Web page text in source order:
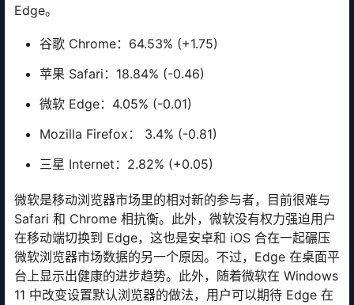
Edge。
谷歌 Chrome：64.53% (+1.75)
苹果 Safari：18.84% (-0.46)
微软 Edge：4.05% (-0.01)
Mozilla Firefox： 3.4% (-0.81)
三星 Internet：2.82% (+0.05)
微软是移动浏览器市场里的相对新的参与者，目前很难与
Safari 和 Chrome 相抗衡。此外，微软没有权力强迫用户
在移动端切换到 Edge，这也是安卓和 iOS 合在一起碾压
微软浏览器市场数据的另一个原因。不过，Edge 在桌面平
台上显示出健康的进步趋势。此外，随着微软在 Windows
11 中改变设置默认浏览器的做法，用户可以期待 Edge 在